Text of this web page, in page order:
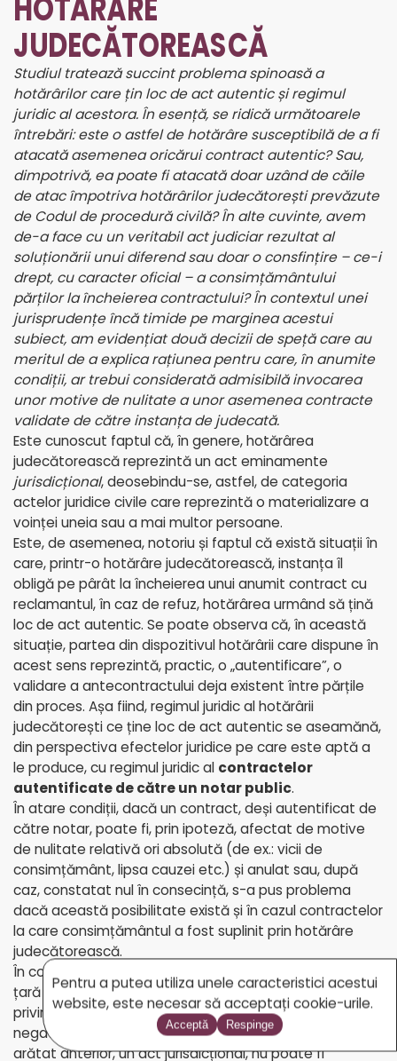
JUDECĂTOREASCĂ
Studiul tratează succint problema spinoasă a
hotărârilor care țin loc de act autentic și regimul
juridic al acestora. În esență, se ridică următoarele
întrebări: este o astfel de hotărâre susceptibilă de a fi
atacată asemenea oricărui contract autentic? Sau,
dimpotrivă, ea poate fi atacată doar uzând de căile
de atac împotriva hotărârilor judecătorești prevăzute
de Codul de procedură civilă? În alte cuvinte, avem
de-a face cu un veritabil act judiciar rezultat al
soluționării unui diferend sau doar o consfințire – ce-i
drept, cu caracter oficial – a consimțământului
părților la încheierea contractului? În contextul unei
jurisprudențe încă timide pe marginea acestui
subiect, am evidențiat două decizii de speță care au
meritul de a explica rațiunea pentru care, în anumite
condiții, ar trebui considerată admisibilă invocarea
unor motive de nulitate a unor asemenea contracte
validate de către instanța de judecată.
Este cunoscut faptul că, în genere, hotărârea
judecătorească reprezintă un act eminamente
jurisdicțional, deosebindu-se, astfel, de categoria
actelor juridice civile care reprezintă o materializare a
voinței uneia sau a mai multor persoane.
Este, de asemenea, notoriu și faptul că există situații în
care, printr-o hotărâre judecătorească, instanța îl
obligă pe pârât la încheierea unui anumit contract cu
reclamantul, în caz de refuz, hotărârea urmând să țină
loc de act autentic. Se poate observa că, în această
situație, partea din dispozitivul hotărârii care dispune în
acest sens reprezintă, practic, o „autentificare”, o
validare a antecontractului deja existent între părțile
din proces. Așa fiind, regimul juridic al hotărârii
judecătorești ce ține loc de act autentic se aseamănă,
din perspectiva efectelor juridice pe care este aptă a
le produce, cu regimul juridic al contractelor
autentificate de către un notar public.
În atare condiții, dacă un contract, deși autentificat de
către notar, poate fi, prin ipoteză, afectat de motive
de nulitate relativă ori absolută (de ex.: vicii de
consimțământ, lipsa cauzei etc.) și anulat sau, după
caz, constatat nul în consecință, s-a pus problema
dacă această posibilitate există și în cazul contractelor
la care consimțământul a fost suplinit prin hotărâre
judecătorească.
În contextul în care legea și jurisprudența instanțelor din
țară – cu unele excepții izolate, dar notabile – tac cu
privire la acest aspect, răspunsul pare să fie unul
negativ: o hotărâre judecătorească fiind, așa cum
arătat anterior, un act jurisdicțional, nu poate fi
Pentru a putea utiliza unele caracteristici acestui
website, este necesar să acceptați cookie-urile.
Acceptă Respinge